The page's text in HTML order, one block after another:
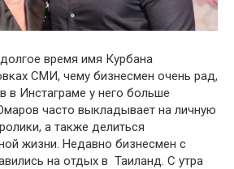
время имя Курбана
СМИ, чему бизнесмен очень рад,
в Инстаграме у него больше
часто выкладывает на личную
а также делиться
жизни. Недавно бизнесмен с
на отдых в Таиланд. С утра